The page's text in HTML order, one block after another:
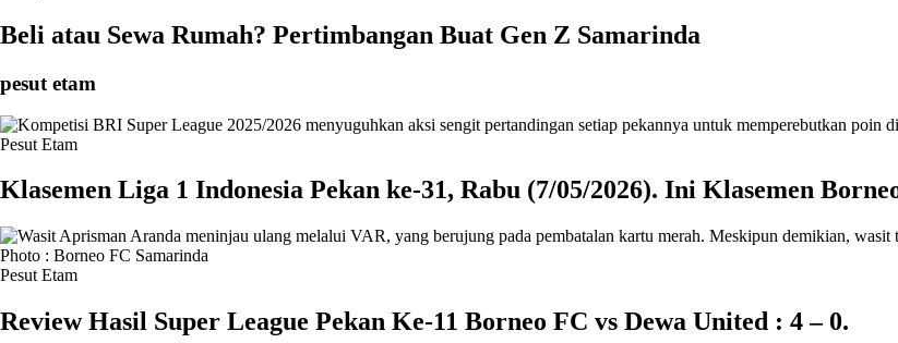
Beli atau Sewa Rumah? Pertimbangan Buat Gen Z Samarinda
pesut etam
Pesut Etam
Klasemen Liga 1 Indonesia Pekan ke-31, Rabu (7/05/2026). Ini Klasemen
Pesut Etam
Review Hasil Super League Pekan Ke-11 Borneo FC vs Dewa United : 4 – 0.